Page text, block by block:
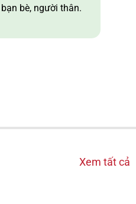
bè, người thân.
Xem tất cả